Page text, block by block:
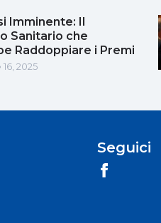
Imminente: Il
Sanitario che
Raddoppiare i Premi
2025
Seguici